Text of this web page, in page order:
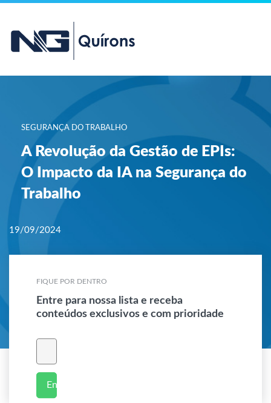
SEGURANÇA DO TRABALHO
A Revolução da Gestão de EPIs:
O Impacto da IA na Segurança do
Trabalho
19/09/2024
FIQUE POR DENTRO
Entre para nossa lista e receba
conteúdos exclusivos e com prioridade
Enviar